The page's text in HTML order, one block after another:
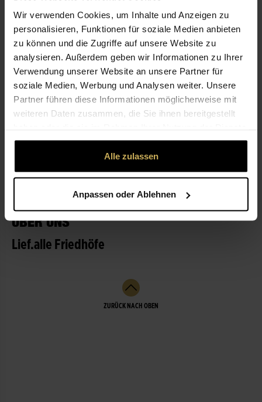
Wir verwenden Cookies, um Inhalte und Anzeigen zu
personalisieren, Funktionen für soziale Medien anbieten
zu können und die Zugriffe auf unsere Website zu
analysieren. Außerdem geben wir Informationen zu Ihrer
Verwendung unserer Website an unsere Partner für
soziale Medien, Werbung und Analysen weiter. Unsere
Partner führen diese Informationen möglicherweise mit
weiteren Daten zusammen, die Sie ihnen bereitgestellt
gesammelt haben.
Alle zulassen
Anpassen oder Ablehnen
WeLoveDeko
Ünlü, Coskun
Adolf-Miersch-Str. 6
60528 Frankfurt am Main
069-6780 88 28
info@welovedekofrankfurt.de
LEISTUNGEN
ÜBER UNS
Lief.alle Friedhöfe
ZURÜCK NACH OBEN